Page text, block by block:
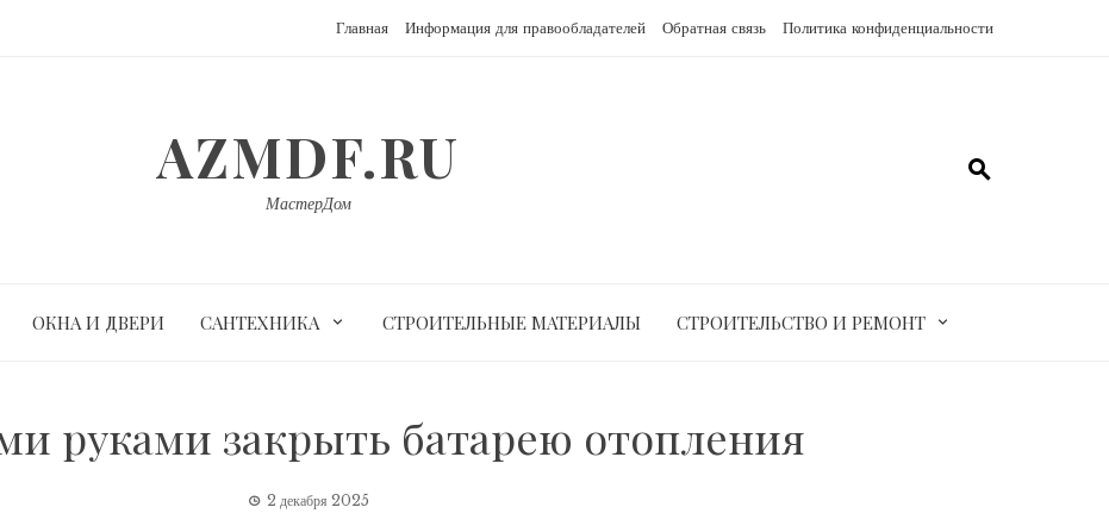
Главная Информация для правообладателей Обратная связь Политика конфиденциальности
AZMDF.RU
МастерДом
ОКНА И ДВЕРИ САНТЕХНИКА СТРОИТЕЛЬНЫЕ МАТЕРИАЛЫ СТРОИТЕЛЬСТВО И РЕМОНТ
руками закрыть батарею отопления
2 декабря 2025